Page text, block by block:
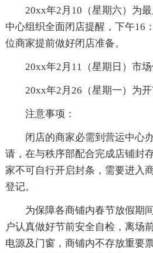
20xx年2月10（星期六）为最
中心组织全面闭店提醒，下午16
位商家提前做好闭店准备。
20xx年2月11（星期日）市场
20xx年2月26（星期一）为开
注意事项：
闭店的商家必需到营运中心办
请，在与秩序部配合完成店铺封
家不可自行开启封条，需要进入
登记。
为保障各商铺内春节放假期间
户认真做好节前安全自检，离场
电源及门窗，商铺内不存放重要